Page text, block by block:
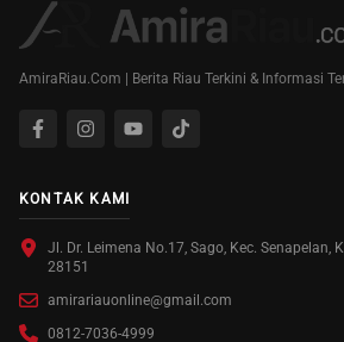
AmiraRiau.Com | Berita Riau Terkini & Informasi
KONTAK KAMI
Jl. Dr. Leimena No.17, Sago, Kec. Senapelan,
28151
amirariauonline@gmail.com
0812-7036-4999